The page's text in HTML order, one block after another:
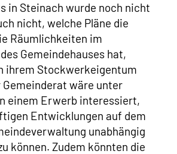
in Steinach wurde noch nicht
nicht, welche Pläne die
Räumlichkeiten im
Gemeindehauses hat,
ihrem Stockwerkeigentum
Gemeinderat wäre unter
einem Erwerb interessiert,
Entwicklungen auf dem
unabhängig
können. Zudem könnten die